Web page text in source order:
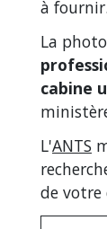
à fournir.
La
cabine
L'ANTS
de votre